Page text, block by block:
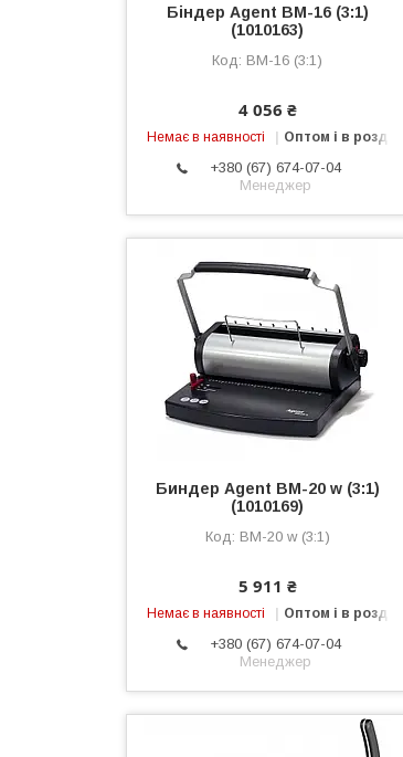
Біндер Agent BM-16 (3:1)
(1010163)
BM-16 (3:1)
4 056 ₴
Немає в наявності Оптом і в роздріб
+380 (67) 674-07-04
Менеджер
Биндер Agent BM-20 w (3:1)
(1010169)
BM-20 w (3:1)
5 911 ₴
Немає в наявності Оптом і в роздріб
+380 (67) 674-07-04
Менеджер